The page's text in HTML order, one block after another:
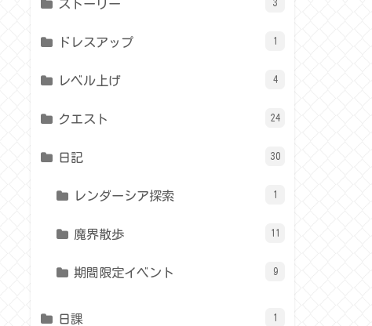
ストーリー 3
ドレスアップ 1
レベル上げ 4
クエスト 24
日記 30
レンダーシア探索 1
魔界散歩 11
期間限定イベント 9
日課 1